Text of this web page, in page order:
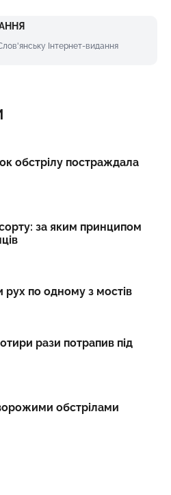
Інтернет-видання
обстрілу постраждала
за яким принципом
рух по одному з мостів
рази потрапив під
обстрілами